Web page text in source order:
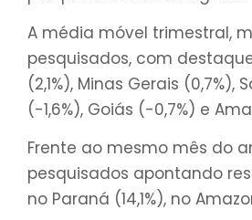
A média móvel trimestral,
pesquisados, com
(2,1%), Minas Gerais
(-1,6%), Goiás (-0,7%) e
Frente ao mesmo mês do
pesquisados apontando
no Paraná (14,1%), no